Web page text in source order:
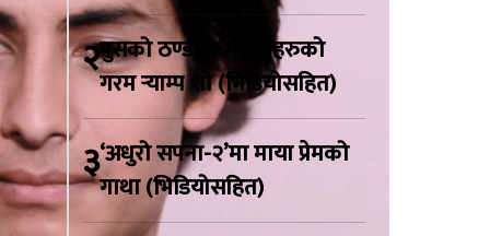
२पुसको ठण्डीमा मोडलहरुको
गरम र्‍याम्प शो (भिडियोसहित)
३‘अधुरो सपना-२’मा माया प्रेमको
गाथा (भिडियोसहित)